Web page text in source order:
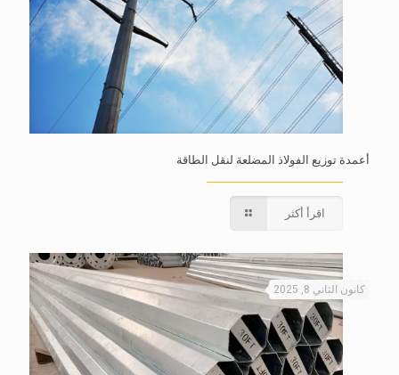
أعمدة توزيع الفولاذ المضلعة لنقل الطاقة
اقرأ أكثر
كانون الثاني 8, 2025